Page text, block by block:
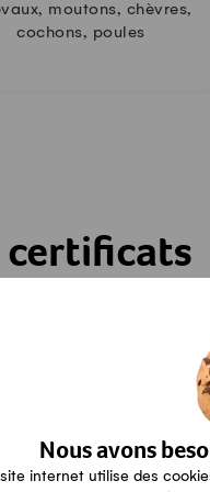
Nous avons
internet utilise des
moutons, chèvres,
cochons, poules
certificats